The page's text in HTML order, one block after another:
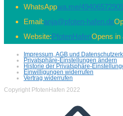
WhatsAppwa.me/
Email:anja@pfoten-hafen.de
Website:PfotenHafenOpens in
Impressum, AGB und
Privatsphäre-Einstellungen ändern
Historie der Privatsphäre-
Einwilligungen widerrufen
Vertrag widerrufen
Copyright PfotenHafen 2022